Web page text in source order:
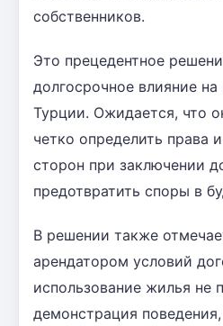
собственников.
Это прецедентное
долгосрочное влияние
Турции. Ожидается, что
четко определить права
сторон при заключении
предотвратить споры в
В решении также
арендатором условий
использование жилья не
демонстрация